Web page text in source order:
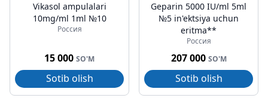
Vikasol ampulalari
10mg/ml 1ml №10
Россия
15 000 SO'M
Sotib olish
Geparin 5000 IU/ml 5ml
№5 in'ektsiya uchun
eritma**
Россия
207 000 SO'M
Sotib olish